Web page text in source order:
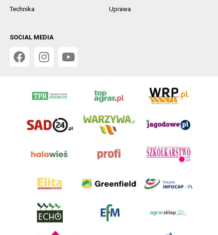
Technika
Uprawa
SOCIAL MEDIA